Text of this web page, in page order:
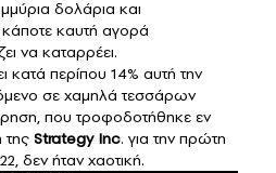
δολάρια και
καυτή αγορά
να καταρρέει.
περίπου 14% αυτή την
σε χαμηλά τεσσάρων
που τροφοδοτήθηκε εν
της Strategy Inc. για την πρώτη
δεν ήταν χαοτική.